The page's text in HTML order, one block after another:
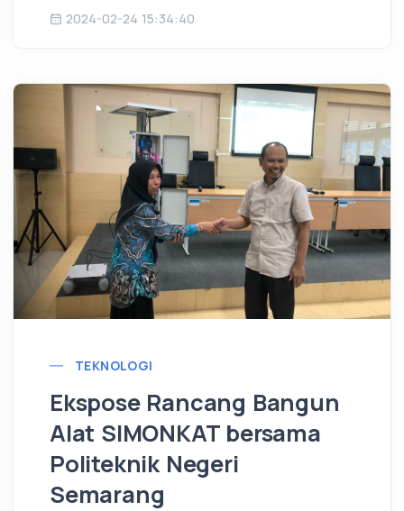
2024-02-24 15:34:40
TEKNOLOGI
Ekspose Rancang Bangun
Alat SIMONKAT bersama
Politeknik Negeri
Semarang